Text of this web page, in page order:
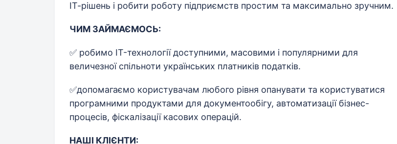
ІТ-рішень і робити роботу підприємств простим та максимально зручним.
ЧИМ ЗАЙМАЄМОСЬ:
✅ робимо IT-технології доступними, масовими і популярними для
величезної спільноти українських платників податків.
✅допомагаємо користувачам любого рівня опанувати та користуватися
програмними продуктами для документообігу, автоматизації бізнес-
процесів, фіскалізації касових операцій.
НАШІ КЛІЄНТИ: